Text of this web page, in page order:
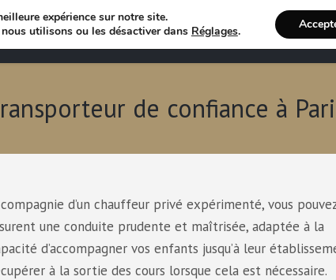
Annuaire VTC
de confiance à
d’un chauffeur privé expérimenté, vous
une conduite prudente et maîtrisée, adaptée à la
d’accompagner vos enfants jusqu’à leur
à la sortie des cours lorsque cela est nécessaire.
expérience sur notre site.
utilisons ou les désactiver dans Réglages.